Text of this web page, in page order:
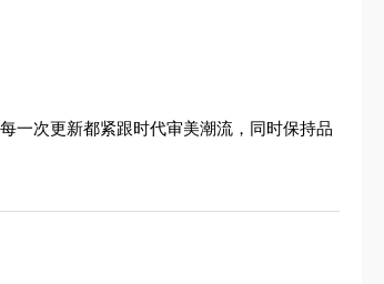
一次更新都紧跟时代审美潮流，同时保持品